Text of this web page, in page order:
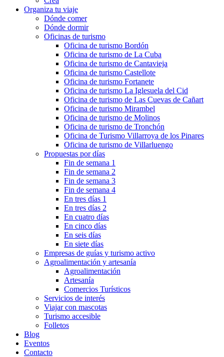
Organiza tu viaje
Dónde comer
Dónde dormir
Oficinas de turismo
Oficina de turismo Bordón
Oficina de turismo de La Cuba
Oficina de turismo de Cantavieja
Oficina de turismo Castellote
Oficina de turismo Fortanete
Oficina de turismo La Iglesuela del Cid
Oficina de turismo de Las Cuevas de Cañart
Oficina de turismo Mirambel
Oficina de turismo de Molinos
Oficina de turismo de Tronchón
Oficina de Turismo Villarroya de los Pinares
Oficina de turismo de Villarluengo
Propuestas por días
Fin de semana 1
Fin de semana 2
Fin de semana 3
Fin de semana 4
En tres días 1
En tres días 2
En cuatro días
En cinco días
En seis días
En siete días
Empresas de guías y turismo activo
Agroalimentación y artesanía
Agroalimentación
Artesanía
Comercios Turísticos
Servicios de interés
Viajar con mascotas
Turismo accesible
Folletos
Blog
Eventos
Contacto